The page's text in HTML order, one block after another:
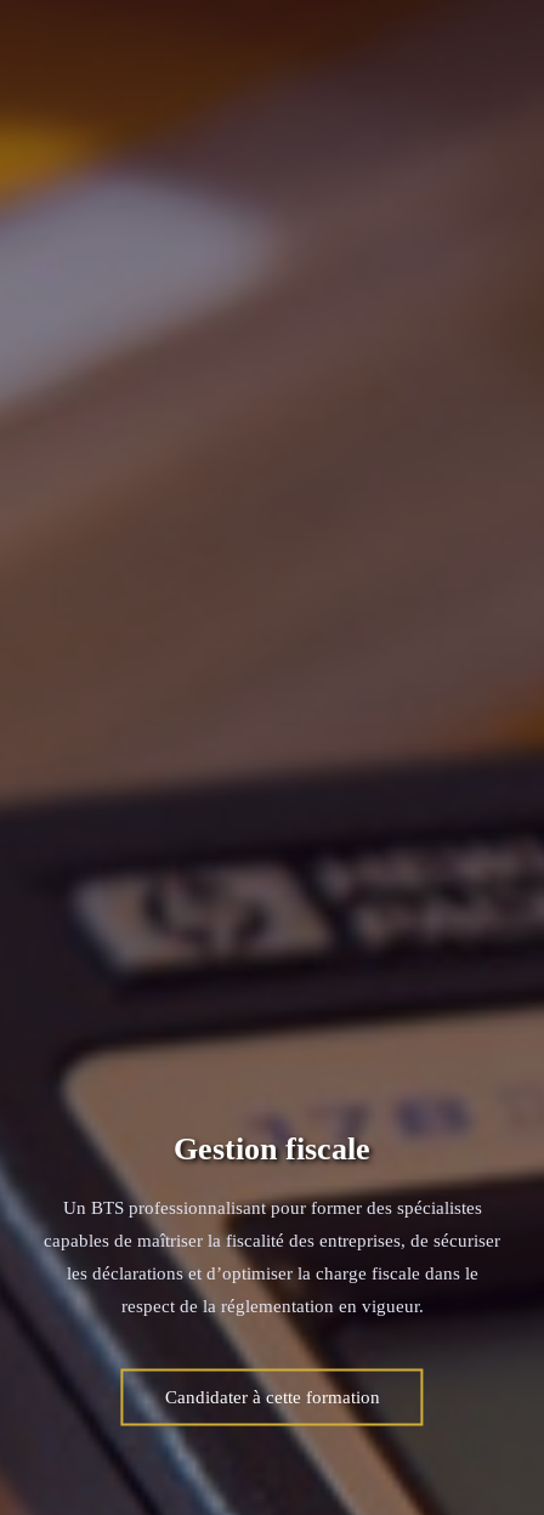
Gestion fiscale
Un BTS professionnalisant pour former des spécialistes
capables de maîtriser la fiscalité des entreprises, de sécuriser
les déclarations et d’optimiser la charge fiscale dans le
respect de la réglementation en vigueur.
Candidater à cette formation